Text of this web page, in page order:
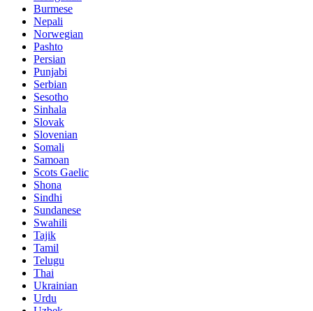
Burmese
Nepali
Norwegian
Pashto
Persian
Punjabi
Serbian
Sesotho
Sinhala
Slovak
Slovenian
Somali
Samoan
Scots Gaelic
Shona
Sindhi
Sundanese
Swahili
Tajik
Tamil
Telugu
Thai
Ukrainian
Urdu